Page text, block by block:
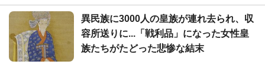
異民族に3000人の皇族が連れ去られ、収
容所送りに...「戦利品」になった女性皇
族たちがたどった悲惨な結末